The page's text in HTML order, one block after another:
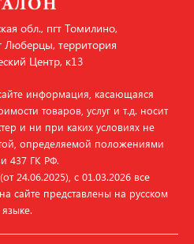
обл., пгт Томилино,
Люберцы, территория
Центр, к13
информация, касающаяся
товаров, услуг и т.д. носит
и ни при каких условиях не
определяемой положениями
437 ГК РФ.
24.06.2025), с 01.03.2026 все
сайте представлены на русском
языке.